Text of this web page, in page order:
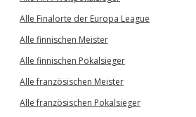
Alle Finalorte der Europa League
Alle finnischen Meister
Alle finnischen Pokalsieger
Alle französischen Meister
Alle französischen Pokalsieger